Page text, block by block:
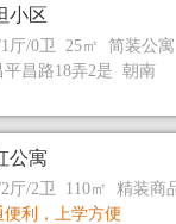
小区
厅/0卫 25㎡ 简装公
平昌路18弄2是 朝南
公寓
厅/2卫 110㎡ 精装商
便利，上学方便